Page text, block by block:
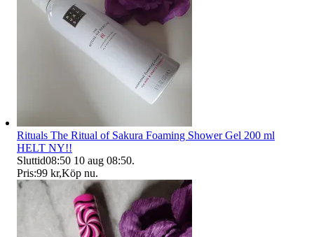
Rituals The Ritual of Sakura Foaming Shower Gel 200 ml
HELT NY!!
Sluttid08:50 10 aug 08:50.
Pris:99 kr,Köp nu.